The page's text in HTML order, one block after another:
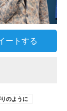
ートする
のように